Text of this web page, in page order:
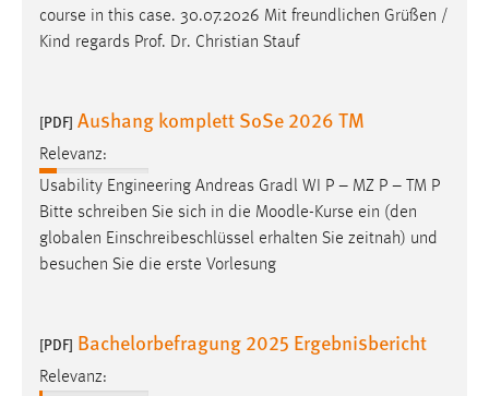
course in this case. 30.07.2026 Mit freundlichen Grüßen /
Kind regards Prof. Dr. Christian Stauf
[PDF] Aushang komplett SoSe 2026 TM
Relevanz:
Usability Engineering Andreas Gradl WI P – MZ P – TM P
Bitte schreiben Sie sich in die Moodle-Kurse ein (den
globalen Einschreibeschlüssel erhalten Sie zeitnah) und
besuchen Sie die erste Vorlesung
[PDF] Bachelorbefragung 2025 Ergebnisbericht
Relevanz:
STATISTIK
Diese Informationen helfen uns zu verstehen, wie
Matomo
Name:
_pk_ref, _pk_cvar, _pk_id, _pk_ses
Max. 13 Monate